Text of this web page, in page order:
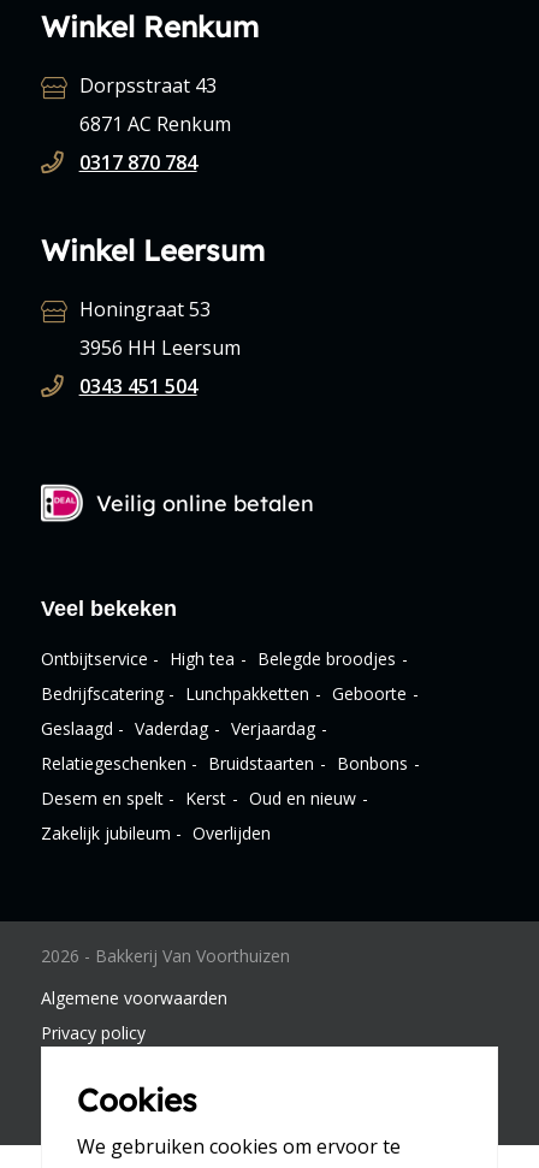
Winkel Renkum
Dorpsstraat 43
6871 AC Renkum
0317 870 784
Winkel Leersum
Honingraat 53
3956 HH Leersum
0343 451 504
Veilig online betalen
Veel bekeken
Ontbijtservice High tea
Belegde broodjes
Bedrijfscatering
Lunchpakketten
Geboorte
Geslaagd
Vaderdag
Verjaardag
Relatiegeschenken
Bruidstaarten
Bonbons
Desem en spelt
Kerst
Oud en nieuw
Zakelijk jubileum
Overlijden
2026 - Bakkerij Van Voorthuizen
Algemene voorwaarden
Privacy policy
Ontwerp & Realisatie
Cookies
We gebruiken cookies om ervoor te